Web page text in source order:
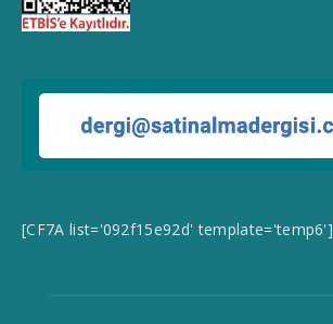
[CF7A list='092f15e92d' template='temp6']